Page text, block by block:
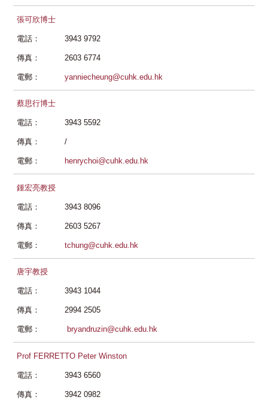
張可欣博士
電話： 3943 9792
傳真： 2603 6774
電郵： yanniecheung@cuhk.edu.hk
蔡思行博士
電話： 3943 5592
傳真： /
電郵： henrychoi@cuhk.edu.hk
鍾宏亮教授
電話： 3943 8096
傳真： 2603 5267
電郵： tchung@cuhk.edu.hk
唐宇教授
電話： 3943 1044
傳真： 2994 2505
電郵： bryandruzin@cuhk.edu.hk
Prof FERRETTO Peter Winston
電話： 3943 6560
傳真： 3942 0982